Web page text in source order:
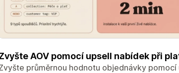
AOV pomocí upsell nabídek při
průměrnou hodnotu objednávky